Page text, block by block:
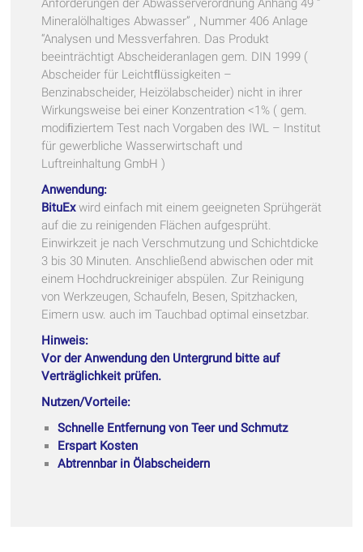
Mineralölhaltiges Abwasser” , Nummer 406 Anlage
“Analysen und Messverfahren. Das Produkt
beeinträchtigt Abscheideranlagen gem. DIN 1999 (
Abscheider für Leichtﬂüssigkeiten –
Benzinabscheider, Heizölabscheider) nicht in ihrer
Wirkungsweise bei einer Konzentration <1% ( gem.
modiﬁziertem Test nach Vorgaben des IWL – Institut
für gewerbliche Wasserwirtschaft und
Luftreinhaltung GmbH )
Anwendung:
BituExwird einfach mit einem geeigneten Sprühgerät
auf die zu reinigenden Flächen aufgesprüht.
Einwirkzeit je nach Verschmutzung und Schichtdicke
3 bis 30 Minuten. Anschließend abwischen oder mit
einem Hochdruckreiniger abspülen. Zur Reinigung
von Werkzeugen, Schaufeln, Besen, Spitzhacken,
Eimern usw. auch im Tauchbad optimal einsetzbar.
Hinweis:
Vor der Anwendung den Untergrund bitte auf
Verträglichkeit prüfen.
Nutzen/Vorteile:
Schnelle Entfernung von Teer und Schmutz
Erspart Kosten
Abtrennbar in Ölabscheidern